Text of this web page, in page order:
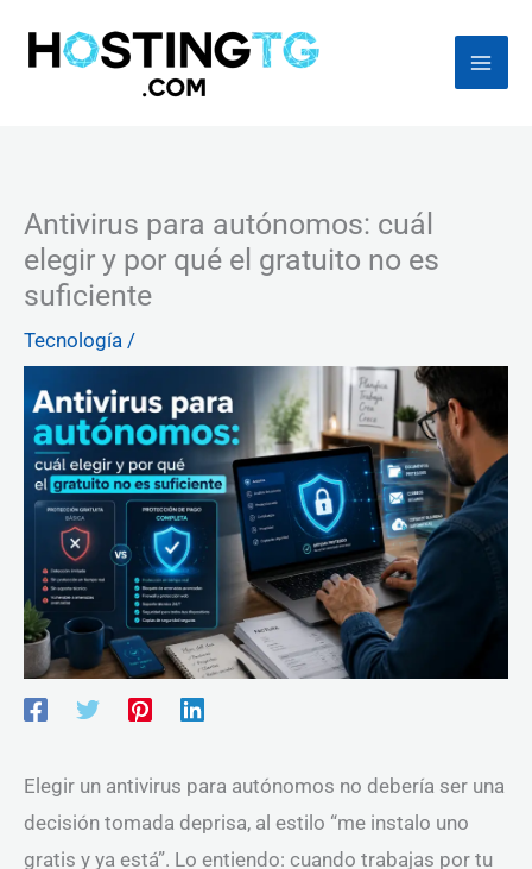
Antivirus para autónomos: cuál
elegir y por qué el gratuito no es
suficiente
Tecnología /
Elegir un antivirus para autónomos no debería ser una
decisión tomada deprisa, al estilo “me instalo uno
gratis y ya está”. Lo entiendo: cuando trabajas por tu